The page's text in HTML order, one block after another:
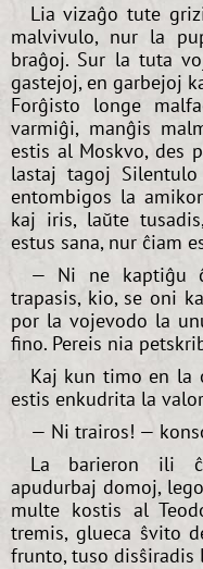
Lia vizaĝo tute
malvivulo, nur la
braĝoj. Sur la tuta
gastejoj, en garbejoj
Forĝisto longe
varmiĝi, manĝis
estis al Moskvo, des
lastaj tagoj
entombigos la
kaj iris, laŭte
estus sana, nur ĉiam
— Ni ne kaptiĝu
trapasis, kio, se oni
por la vojevodo la
fino. Pereis nia
Kaj kun timo en la
estis enkudrita la
— Ni trairos! —
La barieron ili
apudurbaj domoj,
multe kostis al
tremis, glueca ŝvito
frunto, tuso disŝiradis